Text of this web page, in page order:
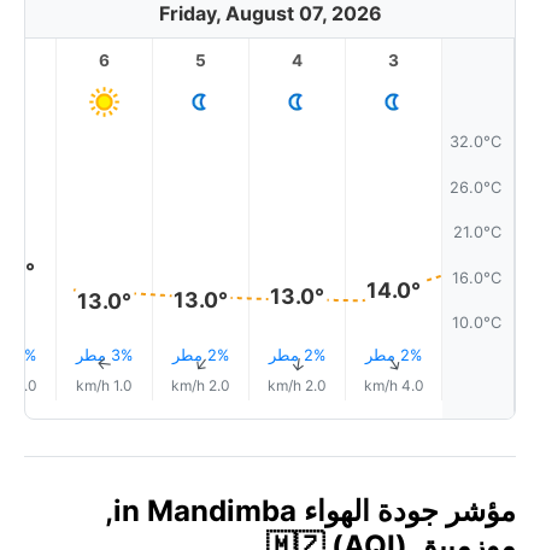
Friday, August 07, 2026
32.0°C
26.0°C
21.0°C
16.0°C
10.0°C
3
14.0°
2% مطر↑
4.0 km/h
4
13.0°
2% مطر↑
2.0 km/h
5
13.0°
2% مطر↑
2.0 km/h
6
13.0°
3% مطر↑
1.0 km/h
2% مطر
2.0 km/h
مؤشر جودة الهواء in Mandimba,